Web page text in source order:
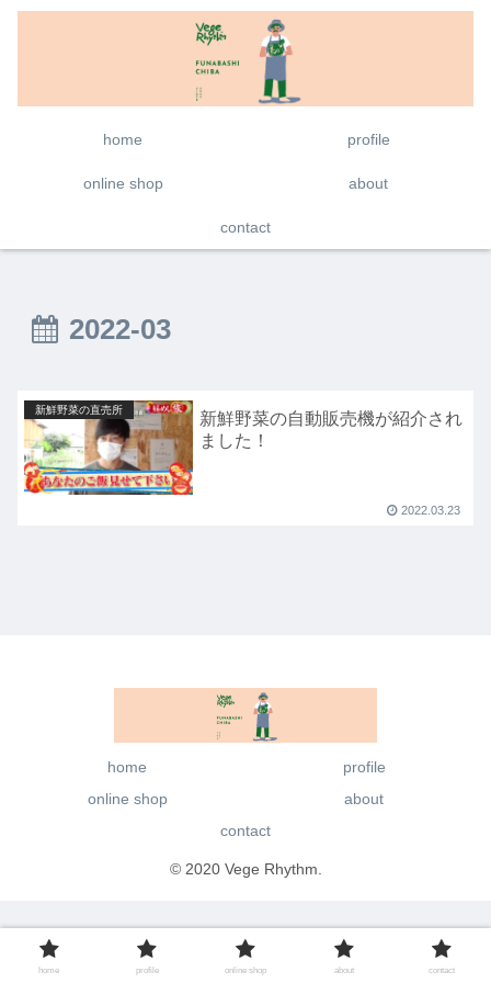
home profile
online shop about
contact
2022-03
新鮮野菜の直売所
新鮮野菜の自動販売機が紹介され
ました！
2022.03.23
home
profile
online shop
about
contact
© 2020 Vege Rhythm.
home profile online shop about contact